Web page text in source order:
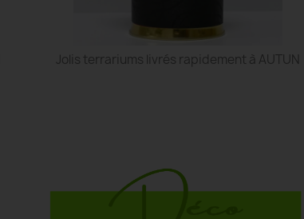
Jolis terrariums livrés rapidement à AUTUN